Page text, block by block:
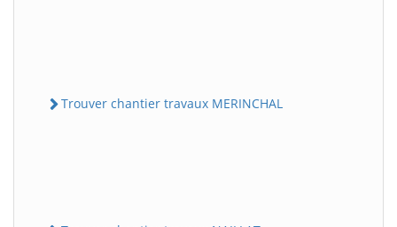
Trouver chantier travaux MERINCHAL